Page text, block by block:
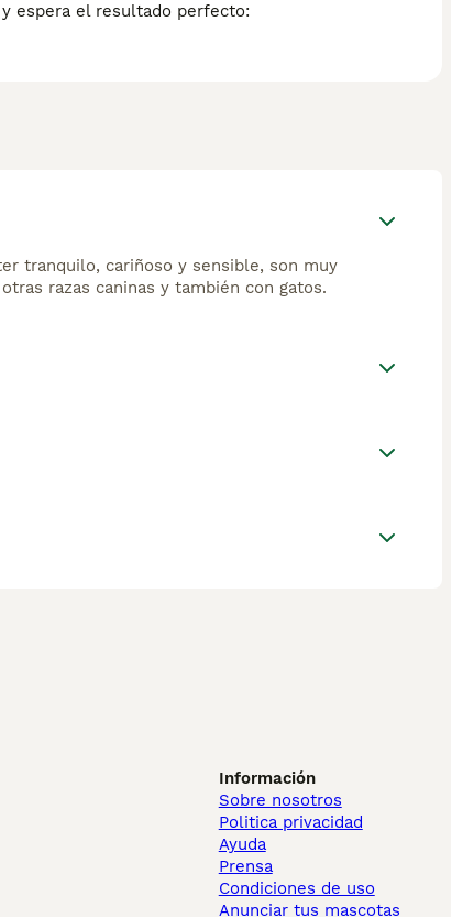
espera el resultado perfecto:
tranquilo, cariñoso y sensible, son muy
razas caninas y también con gatos.
Información
Sobre nosotros
Politica privacidad
Ayuda
Prensa
Condiciones de uso
Anunciar tus mascotas